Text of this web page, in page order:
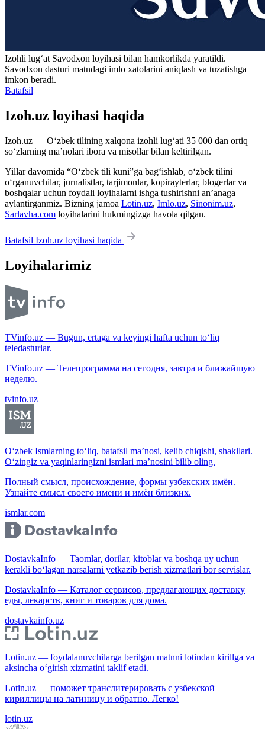
Izohli lugʻat Savodxon loyihasi bilan hamkorlikda yaratildi.
Savodxon dasturi matndagi imlo xatolarini aniqlash va tuzatishga
imkon beradi.
Batafsil
Izoh.uz loyihasi haqida
Izoh.uz — O‘zbek tilining xalqona izohli lug‘ati 35 000 dan ortiq
so‘zlarning ma’nolari ibora va misollar bilan keltirilgan.
Yillar davomida “O‘zbek tili kuni”ga bag‘ishlab, o‘zbek tilini
o‘rganuvchilar, jurnalistlar, tarjimonlar, kopirayterlar, blogerlar va
boshqalar uchun foydali loyihalarni ishga tushirishni an’anaga
aylantirganmiz. Bizning jamoa Lotin.uz, Imlo.uz, Sinonim.uz,
Sarlavha.com loyihalarini hukmingizga havola qilgan.
Batafsil Izoh.uz loyihasi haqida
Loyihalarimiz
TVinfo.uz — Bugun, ertaga va keyingi hafta uchun to‘liq
teledasturlar.
TVinfo.uz — Телепрограмма на сегодня, завтра и ближайшую
неделю.
tvinfo.uz
O‘zbek Ismlarning to‘liq, batafsil ma’nosi, kelib chiqishi, shakllari.
O‘zingiz va yaqinlaringizni ismlari ma’nosini bilib oling.
Полный смысл, происхождение, формы узбекских имён.
Узнайте смысл своего имени и имён близких.
ismlar.com
DostavkaInfo — Taomlar, dorilar, kitoblar va boshqa uy uchun
kerakli bo‘lagan narsalarni yetkazib berish xizmatlari bor servislar.
DostavkaInfo — Каталог сервисов, предлагающих доставку
еды, лекарств, книг и товаров для дома.
dostavkainfo.uz
Lotin.uz — foydalanuvchilarga berilgan matnni lotindan kirillga va
aksincha o‘girish xizmatini taklif etadi.
Lotin.uz — поможет транслитерировать с узбекской
кириллицы на латиницу и обратно. Легко!
lotin.uz